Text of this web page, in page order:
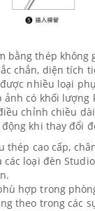
bằng thép không
chắn, diện tích
nhiều loại
ảnh có khối lượng
chỉnh chiều
khi thay đổi
thép cao cấp,
loại đèn
hợp trong
theo trong các